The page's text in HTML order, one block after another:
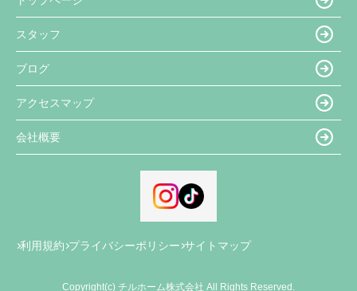
スタッフ
ブログ
アクセスマップ
会社概要
利用規約 プライバシーポリシー サイトマップ
Copyright(c) チルホーム株式会社 All Rights Reserved.